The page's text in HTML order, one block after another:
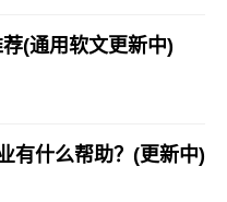
(通用软文更新中)
有什么帮助？(更新中)